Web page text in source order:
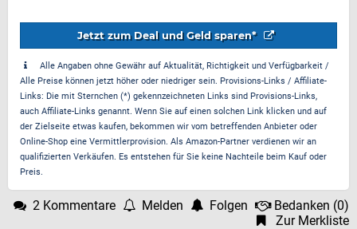
Jetzt zum Deal und Geld sparen*
Alle Angaben ohne Gewähr auf Aktualität, Richtigkeit und Verfügbarkeit /
Alle Preise können jetzt höher oder niedriger sein. Provisions-Links / Affiliate-
Links: Die mit Sternchen (*) gekennzeichneten Links sind Provisions-Links,
auch Affiliate-Links genannt. Wenn Sie auf einen solchen Link klicken und auf
der Zielseite etwas kaufen, bekommen wir vom betreffenden Anbieter oder
Online-Shop eine Vermittlerprovision. Als Amazon-Partner verdienen wir an
qualifizierten Verkäufen. Es entstehen für Sie keine Nachteile beim Kauf oder
Preis.
2 Kommentare Melden Folgen Bedanken (0)
Zur Merkliste